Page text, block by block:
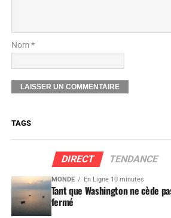
Nom *
TAGS
DIRECT TENDANCE
MONDE En Ligne 10 minutes
Tant que Washington ne cède
fermé